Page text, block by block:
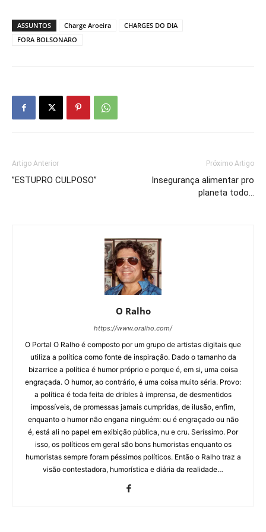
ASSUNTOS Charge Aroeira
CHARGES DO DIA
FORA BOLSONARO
Artigo Anterior
”ESTUPRO CULPOSO”
Próximo Artigo
Insegurança alimentar pro
planeta todo…
O Ralho
https://www.oralho.com/
O Portal O Ralho é composto por um grupo de artistas digitais que
utiliza a política como fonte de inspiração. Dado o tamanho da
bizarrice a política é humor próprio e porque é, em si, uma coisa
engraçada. O humor, ao contrário, é uma coisa muito séria. Provo:
a política é toda feita de dribles à imprensa, de desmentidos
impossíveis, de promessas jamais cumpridas, de ilusão, enfim,
enquanto o humor não engana ninguém: ou é engraçado ou não
é, está ali no papel em exibição pública, nu e cru. Seríssimo. Por
isso, os políticos em geral são bons humoristas enquanto os
humoristas sempre foram péssimos políticos. Então o Ralho traz a
visão contestadora, humorística e diária da realidade…